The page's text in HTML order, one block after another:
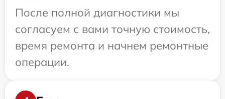
После полной диагностики мы
согласуем с вами точную стоимость,
время ремонта и начнем ремонтные
операции.